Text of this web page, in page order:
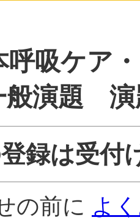
呼吸ケア
演題 演
録は受付
の前に よ